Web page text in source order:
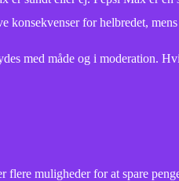
konsekvenser for helbredet,
med måde og i moderation.
muligheder for at spare